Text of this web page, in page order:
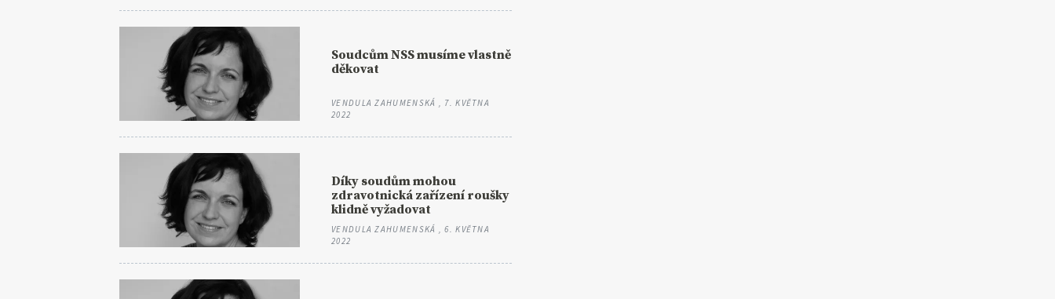
Soudcům NSS musíme vlastně
děkovat
VENDULA ZAHUMENSKÁ , 7. KVĚTNA
2022
Díky soudům mohou
zdravotnická zařízení roušky
klidně vyžadovat
VENDULA ZAHUMENSKÁ , 6. KVĚTNA
2022